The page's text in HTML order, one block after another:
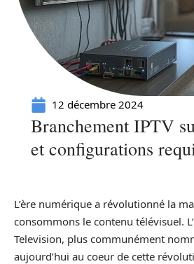
12 décembre 2024
Branchement IPTV
et configurations
L’ère numérique a révolutionné la
consommons le contenu télévisuel.
Television, plus communément
aujourd’hui au coeur de cette